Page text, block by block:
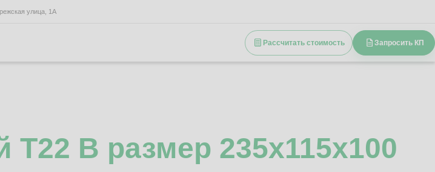
улица, 1А
Рассчитать стоимость Запросить КП
B размер 235x115x100